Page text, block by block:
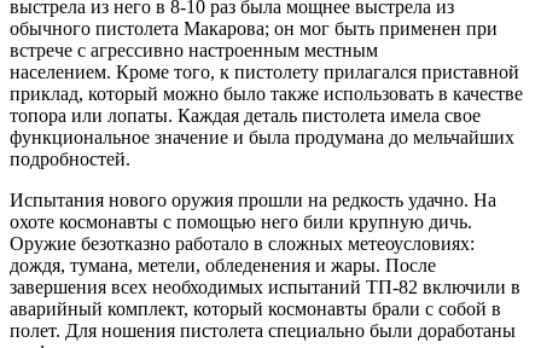
выстрела из него в 8-10 раз была мощнее выстрела из
обычного пистолета Макарова; он мог быть применен при
встрече с агрессивно настроенным местным
населением. Кроме того, к пистолету прилагался приставной
приклад, который можно было также использовать в качестве
топора или лопаты. Каждая деталь пистолета имела свое
функциональное значение и была продумана до мельчайших
подробностей.
Испытания нового оружия прошли на редкость удачно. На
охоте космонавты с помощью него били крупную дичь.
Оружие безотказно работало в сложных метеоусловиях:
дождя, тумана, метели, обледенения и жары. После
завершения всех необходимых испытаний ТП-82 включили в
аварийный комплект, который космонавты брали с собой в
полет. Для ношения пистолета специально были доработаны